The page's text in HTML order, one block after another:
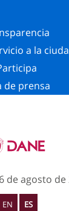
a la
de prensa
de agosto de
EN ES